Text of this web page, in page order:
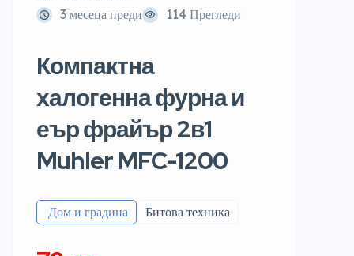
3 месеца преди
114 Прегледи
Компактна
халогенна фурна и
еър фрайър 2в1
Muhler MFC-1200
️ Дом и градина Битова техника